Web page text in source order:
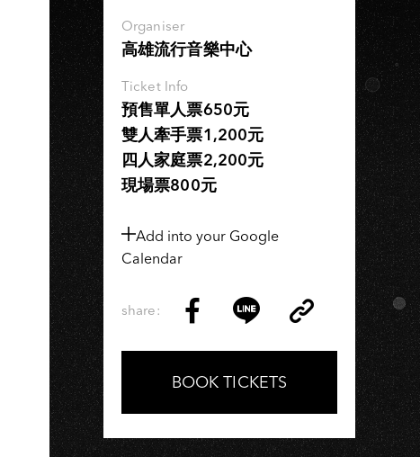
Organiser
高雄流行音樂中心
Ticket Info
預售單人票650元
雙人牽手票1,200元
四人家庭票2,200元
現場票800元
Add into your Google
Calendar
share:
on
Facebook
on
LINE
Link
Copy
BOOK TICKETS